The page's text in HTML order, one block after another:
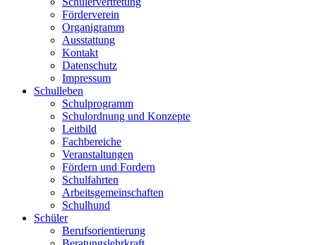
Förderverein
Organigramm
Ausstattung
Kontakt
Datenschutz
Impressum
Schulleben
Schulprogramm
Schulordnung und Konzepte
Leitbild
Fachbereiche
Veranstaltungen
Fördern und Fordern
Schulfahrten
Arbeitsgemeinschaften
Schulhund
Schüler
Berufsorientierung